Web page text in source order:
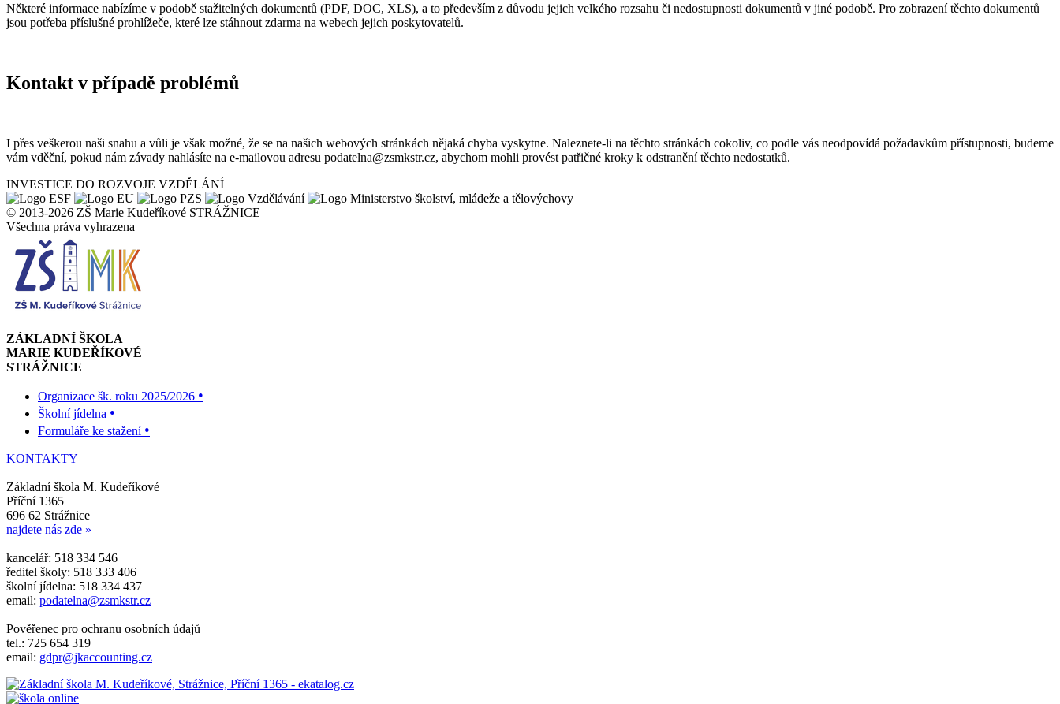
Některé informace nabízíme v podobě stažitelných dokumentů (PDF, DOC, XLS), a to především z důvodu jejich velkého rozsahu či nedostupnosti dokumentů v jiné podobě. Pro zobrazení těchto dokumentů
jsou potřeba příslušné prohlížeče, které lze stáhnout zdarma na webech jejich poskytovatelů.
Kontakt v případě problémů
I přes veškerou naši snahu a vůli je však možné, že se na našich webových stránkách nějaká chyba vyskytne. Naleznete-li na těchto stránkách cokoliv, co podle vás neodpovídá požadavkům přístupnosti, budeme
vám vděční, pokud nám závady nahlásíte na e-mailovou adresu podatelna@zsmkstr.cz, abychom mohli provést patřičné kroky k odstranění těchto nedostatků.
INVESTICE DO ROZVOJE VZDĚLÁNÍ
© 2013-2026 ZŠ Marie Kudeříkové STRÁŽNICE
Všechna práva vyhrazena
ZÁKLADNÍ ŠKOLA
MARIE KUDEŘÍKOVÉ
STRÁŽNICE
Organizace šk. roku 2025/2026 •
Školní jídelna •
Formuláře ke stažení •
KONTAKTY
Základní škola M. Kudeříkové
Příční 1365
696 62 Strážnice
najdete nás zde »
kancelář: 518 334 546
ředitel školy: 518 333 406
školní jídelna: 518 334 437
email: podatelna@zsmkstr.cz
Pověřenec pro ochranu osobních údajů
tel.: 725 654 319
email: gdpr@jkaccounting.cz